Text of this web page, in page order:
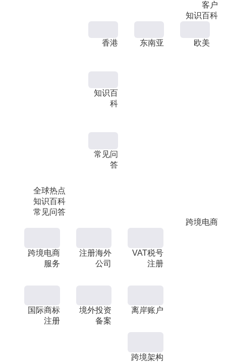
客户
知识百科
全球热点
知识百科
常见问答
香港 东南亚 欧美
知识百
科
常见问
答
跨境电商
跨境电商
服务
注册海外
公司
VAT税号
注册
国际商标
注册
境外投资
备案
离岸账户
跨境架构